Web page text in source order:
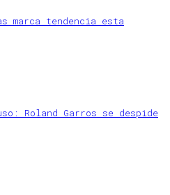
marca tendencia esta
Roland Garros se despide